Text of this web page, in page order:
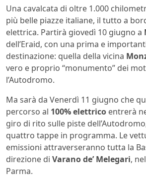
Una cavalcata di oltre 1.000
più belle piazze italiane, il tutto a
elettrica. Partirà giovedì 10 giugno a
dell’Eraid, con una prima e
destinazione: quella della vicina
vero e proprio “monumento” dei
l’Autodromo.
Ma sarà da Venerdì 11 giugno che
percorso al 100% elettrico entrerà
giro di rito sulle piste
quattro tappe in programma. Le
emissioni attraverseranno tutta la
direzione di Varano de’ Melegari,
Parma.